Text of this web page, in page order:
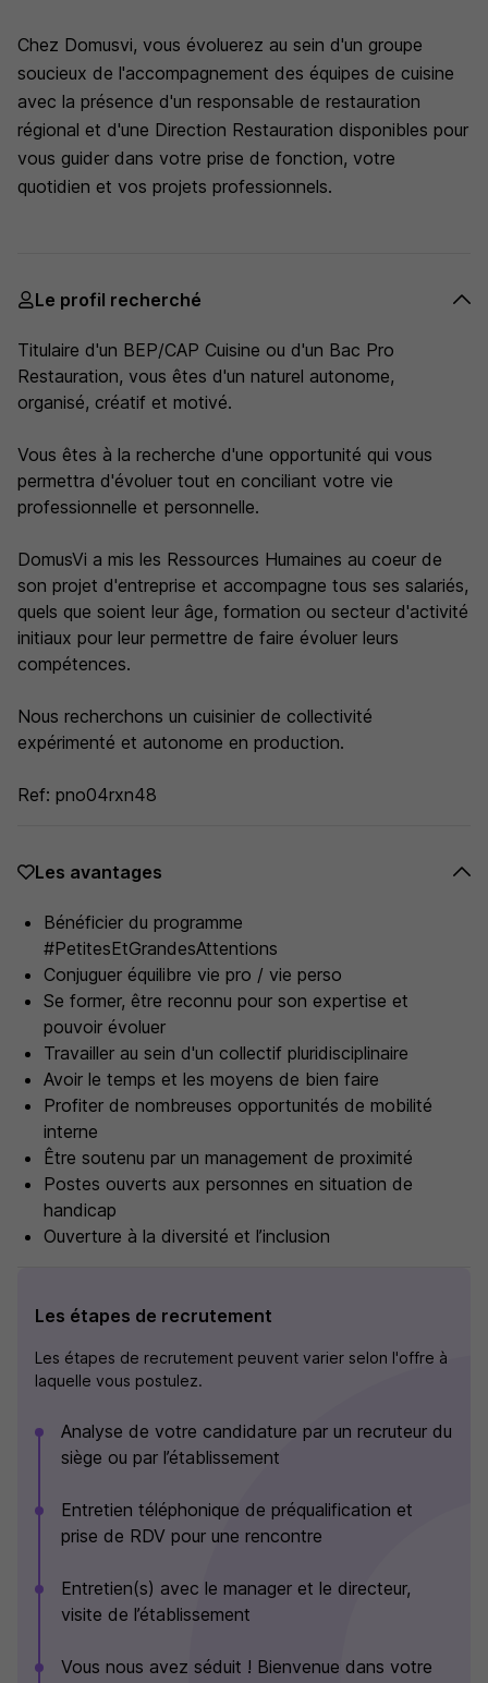
Chez Domusvi, vous évoluerez au sein d'un groupe
soucieux de l'accompagnement des équipes de cuisine
avec la présence d'un responsable de restauration
régional et d'une Direction Restauration disponibles pour
vous guider dans votre prise de fonction, votre
quotidien et vos projets professionnels.
Le profil recherché
Titulaire d'un BEP/CAP Cuisine ou d'un Bac Pro
Restauration, vous êtes d'un naturel autonome,
organisé, créatif et motivé.
Vous êtes à la recherche d'une opportunité qui vous
permettra d'évoluer tout en conciliant votre vie
professionnelle et personnelle.
DomusVi a mis les Ressources Humaines au coeur de
son projet d'entreprise et accompagne tous ses salariés,
quels que soient leur âge, formation ou secteur d'activité
initiaux pour leur permettre de faire évoluer leurs
compétences.
Nous recherchons un cuisinier de collectivité
expérimenté et autonome en production.
Ref: pno04rxn48
Les avantages
Bénéficier du programme
#PetitesEtGrandesAttentions
Conjuguer équilibre vie pro / vie perso
Se former, être reconnu pour son expertise et
pouvoir évoluer
Travailler au sein d'un collectif pluridisciplinaire
Avoir le temps et les moyens de bien faire
Profiter de nombreuses opportunités de mobilité
interne
Être soutenu par un management de proximité
Postes ouverts aux personnes en situation de
handicap
Ouverture à la diversité et l’inclusion
Les étapes de recrutement
Les étapes de recrutement peuvent varier selon l'offre à
laquelle vous postulez.
Analyse de votre candidature par un recruteur du
siège ou par l’établissement
Entretien téléphonique de préqualification et
prise de RDV pour une rencontre
Entretien(s) avec le manager et le directeur,
visite de l’établissement
Vous nous avez séduit ! Bienvenue dans votre